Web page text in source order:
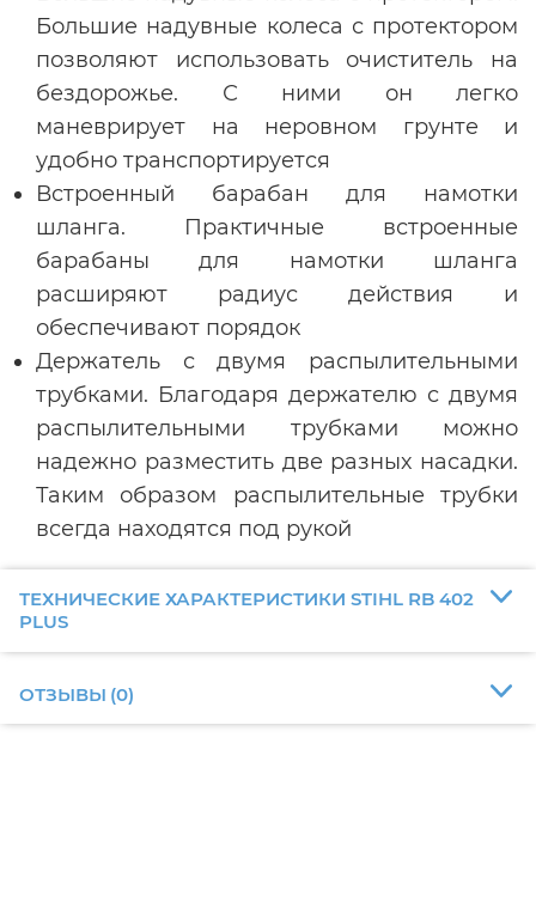
Большие надувные колеса с протектором
позволяют использовать очиститель на
бездорожье. С ними он легко
маневрирует на неровном грунте и
удобно транспортируется
Встроенный барабан для намотки
шланга. Практичные встроенные
барабаны для намотки шланга
расширяют радиус действия и
обеспечивают порядок
Держатель с двумя распылительными
трубками. Благодаря держателю с двумя
распылительными трубками можно
надежно разместить две разных насадки.
Таким образом распылительные трубки
всегда находятся под рукой
ТЕХНИЧЕСКИЕ ХАРАКТЕРИСТИКИ STIHL RB 402
PLUS
ОТЗЫВЫ (0)